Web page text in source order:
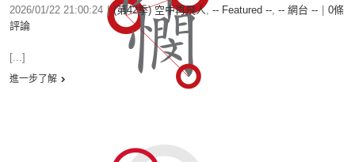
2026/01/22 21:00:24 | (第42季) 空中再飛人, -- Featured --, -- 網台 --
0條
評論
[...]
進一步了解